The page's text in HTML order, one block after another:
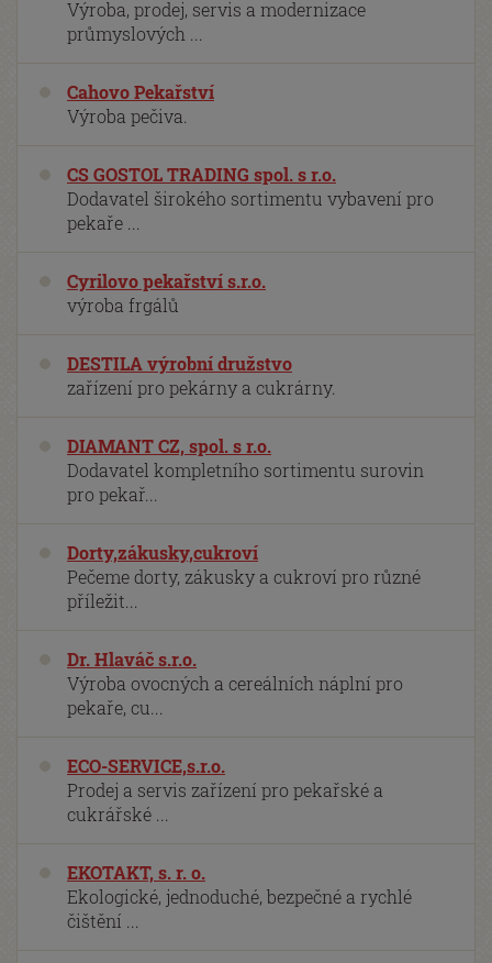
Výroba, prodej, servis a modernizace
průmyslových ...
Cahovo Pekařství
Výroba pečiva.
CS GOSTOL TRADING spol. s r.o.
Dodavatel širokého sortimentu vybavení pro
pekaře ...
Cyrilovo pekařství s.r.o.
výroba frgálů
DESTILA výrobní družstvo
zařízení pro pekárny a cukrárny.
DIAMANT CZ, spol. s r.o.
Dodavatel kompletního sortimentu surovin
pro pekař...
Dorty,zákusky,cukroví
Pečeme dorty, zákusky a cukroví pro různé
příležit...
Dr. Hlaváč s.r.o.
Výroba ovocných a cereálních náplní pro
pekaře, cu...
ECO-SERVICE,s.r.o.
Prodej a servis zařízení pro pekařské a
cukrářské ...
EKOTAKT, s. r. o.
Ekologické, jednoduché, bezpečné a rychlé
čištění ...